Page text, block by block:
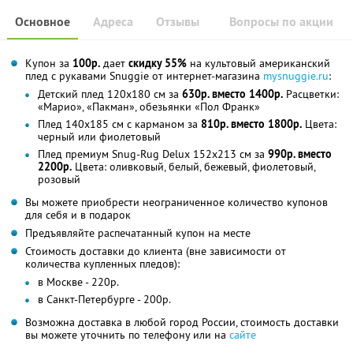
Основное Отзывы Вопросы по акции
Адреса
Купон за 100р. дает скидку 55% на культовый американский
плед с рукавами Snuggie от интернет-магазина mysnuggie.ru:
Детский плед 120х180 см за 630р. вместо 1400р. Расцветки:
«Марио», «Пакман», обезьянки «Пол Франк»
Плед 140х185 см с карманом за 810р. вместо 1800р. Цвета:
черный или фиолетовый
Плед премиум Snug-Rug Delux 152х213 см за 990р. вместо
2200р. Цвета: оливковый, белый, бежевый, фиолетовый,
розовый
Вы можете приобрести неограниченное количество купонов
для себя и в подарок
Предъявляйте распечатанный купон на месте
Стоимость доставки до клиента (вне зависимости от
количества купленных пледов):
в Москве - 220р.
в Санкт-Петербурге - 200р.
Возможна доставка в любой город России, стоимость доставки
вы можете уточнить по телефону или на сайте